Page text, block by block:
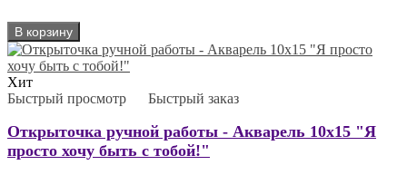
В корзину
Хит
Быстрый просмотр
Быстрый заказ
Открыточка ручной работы - Акварель 10х15 "Я
просто хочу быть с тобой!"